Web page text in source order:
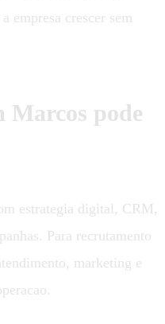
empresa crescer sem
Marcos pode
estrategia digital, CRM,
Para recrutamento
marketing e